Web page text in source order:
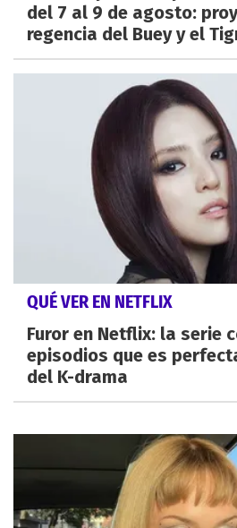
del 7 al 9 de agosto:
regencia del Buey y el
QUÉ VER EN NETFLIX
Furor en Netflix: la serie
episodios que es
del K-drama